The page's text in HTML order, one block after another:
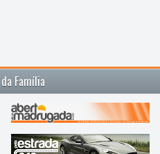
Família